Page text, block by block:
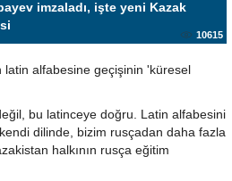
imzaladı, işte yeni Kazak
10615
latin alfabesine geçişinin 'küresel
bu latinceye doğru. Latin alfabesini
dilinde, bizim rusçadan daha fazla
halkının rusça eğitim